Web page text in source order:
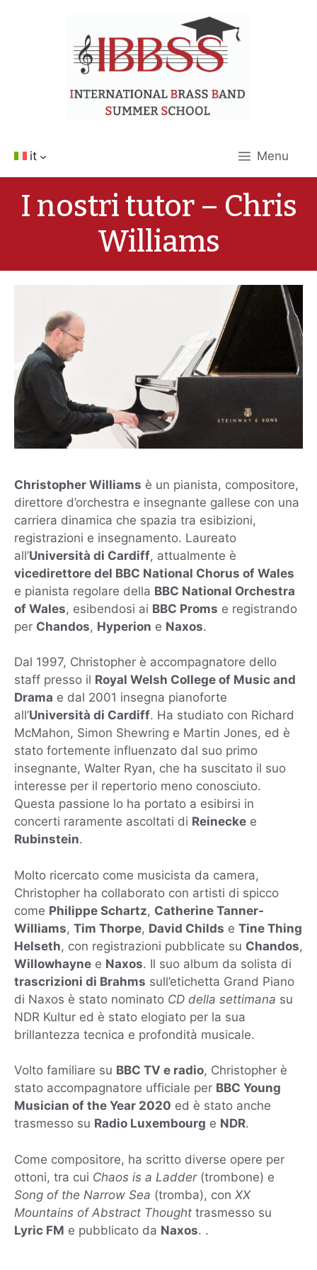
it Menu
I nostri tutor – Chris
Williams
Christopher Williams è un pianista, compositore,
direttore d’orchestra e insegnante gallese con una
carriera dinamica che spazia tra esibizioni,
registrazioni e insegnamento. Laureato
all’Università di Cardiff, attualmente è
vicedirettore del BBC National Chorus of Wales
e pianista regolare della BBC National Orchestra
of Wales, esibendosi ai BBC Proms e registrando
per Chandos, Hyperion e Naxos.
Dal 1997, Christopher è accompagnatore dello
staff presso il Royal Welsh College of Music and
Drama e dal 2001 insegna pianoforte
all’Università di Cardiff. Ha studiato con Richard
McMahon, Simon Shewring e Martin Jones, ed è
stato fortemente influenzato dal suo primo
insegnante, Walter Ryan, che ha suscitato il suo
interesse per il repertorio meno conosciuto.
Questa passione lo ha portato a esibirsi in
concerti raramente ascoltati di Reinecke e
Rubinstein.
Molto ricercato come musicista da camera,
Christopher ha collaborato con artisti di spicco
come Philippe Schartz, Catherine Tanner-
Williams, Tim Thorpe, David Childs e Tine Thing
Helseth, con registrazioni pubblicate su Chandos,
Willowhayne e Naxos. Il suo album da solista di
trascrizioni di Brahms sull’etichetta Grand Piano
di Naxos è stato nominato CD della settimana su
NDR Kultur ed è stato elogiato per la sua
brillantezza tecnica e profondità musicale.
Volto familiare su BBC TV e radio, Christopher è
stato accompagnatore ufficiale per BBC Young
Musician of the Year 2020 ed è stato anche
trasmesso su Radio Luxembourg e NDR.
Come compositore, ha scritto diverse opere per
ottoni, tra cui Chaos is a Ladder(trombone) e
Song of the Narrow Sea (tromba), con XX
Mountains of Abstract Thought trasmesso su
Lyric FM e pubblicato da Naxos. .